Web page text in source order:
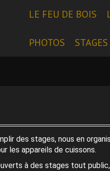
LE FEU DE BOIS
PHOTOS STAGES
des stages, nous en
les appareils de cuissons.
à des stages tout